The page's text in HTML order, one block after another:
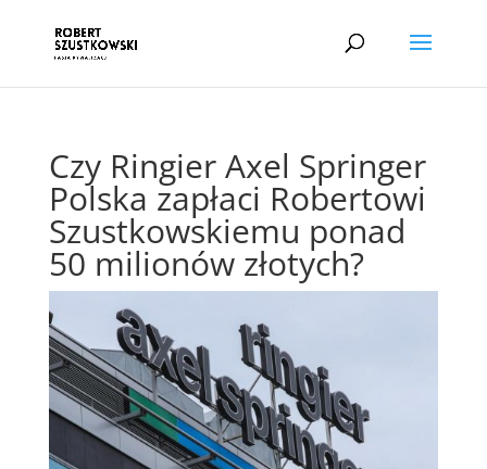
Czy Ringier Axel Springer
Polska zapłaci Robertowi
Szustkowskiemu ponad
50 milionów złotych?